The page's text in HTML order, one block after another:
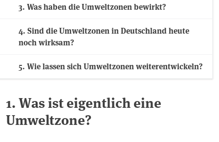
3. Was haben die Umweltzonen bewirkt?
4. Sind die Umweltzonen in Deutschland heute
noch wirksam?
5. Wie lassen sich Umweltzonen weiterentwickeln?
1. Was ist eigentlich eine
Umweltzone?